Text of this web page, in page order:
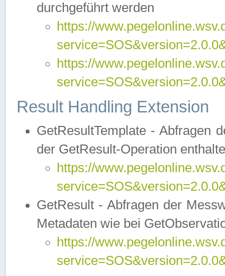
durchgeführt werden
https://
https://
Result Handling Extension
GetResultTemplate - Abfragen
der GetResult-Operation
https://
GetResult - Abfragen der
Metadaten wie bei
https://